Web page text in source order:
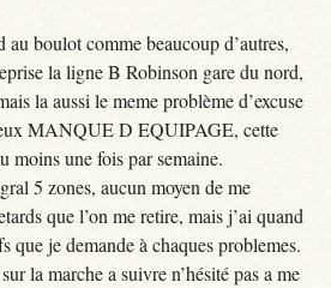
au boulot comme beaucoup d’autres,
la ligne B Robinson gare du nord,
la aussi le meme problème d’excuse
MANQUE D EQUIPAGE, cette
moins une fois par semaine.
5 zones, aucun moyen de me
que l’on me retire, mais j’ai quand
que je demande à chaques problemes.
la marche a suivre n’hésité pas a me